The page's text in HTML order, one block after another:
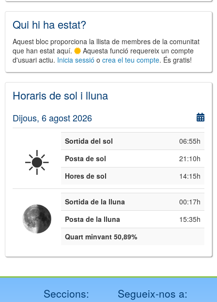
Qui hi ha estat?
Aquest bloc proporciona la llista de membres de la comunitat
que han estat aquí.
Aquesta funció requereix un compte
d'usuari actiu. Inicia sessió o crea el teu compte. És gratis!
Horaris de sol i lluna
Dijous, 6 agost 2026
☀️ Sortida del sol
06:55h
Posta de sol
21:10h
Hores de sol
14:15h
Sortida de la lluna
00:17h
Posta de la lluna
15:35h
Quart minvant 50,89%
Seccions: Segueix-nos a: